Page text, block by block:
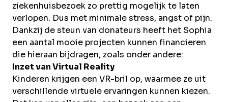
ziekenhuisbezoek zo prettig mogelijk te laten
verlopen. Dus met minimale stress, angst of pijn.
Dankzij de steun van donateurs heeft het Sophia
een aantal mooie projecten kunnen financieren
die hieraan bijdragen, zoals onder andere:
Inzet van Virtual Reality
Kinderen krijgen een VR-bril op, waarmee ze uit
verschillende virtuele ervaringen kunnen kiezen.